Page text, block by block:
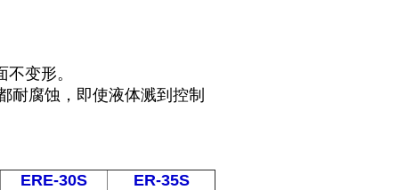
变形。
耐腐蚀，即使液体溅到控制
ERE-30S
ER-35S